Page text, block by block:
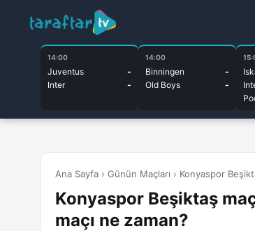
14:00
Juventus
-
Inter
-
14:00
Binningen
-
Old Boys
-
Ana Sayfa › Günün Maçları › Konyaspor
Konyaspor Beşiktaş
maçı ne zaman?